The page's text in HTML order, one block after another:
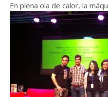
En plena ola de calor, la